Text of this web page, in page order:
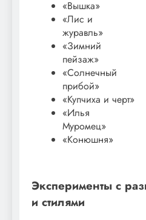
«Вышка»
«Лис и
журавль»
«Зимний
пейзаж»
«Солнечный
прибой»
«Купчиха и черт»
«Илья
Муромец»
«Конюшня»
Эксперименты с
и стилями